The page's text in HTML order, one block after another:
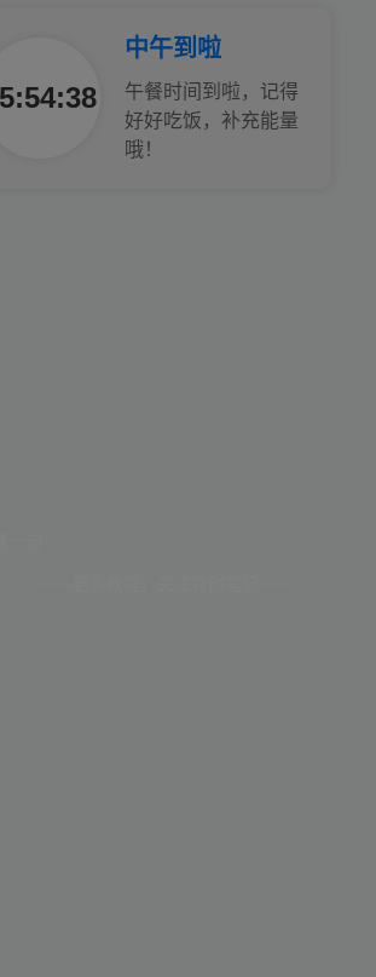
中午到啦
午餐时间到啦，记得
好好吃饭，补充能量
哦！